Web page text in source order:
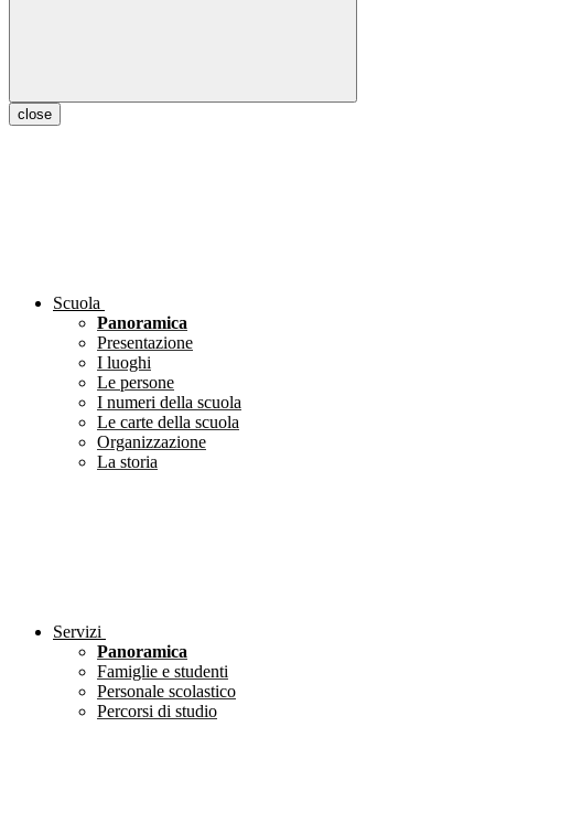
close
Scuola
Panoramica
Presentazione
I luoghi
Le persone
I numeri della scuola
Le carte della scuola
Organizzazione
La storia
Servizi
Panoramica
Famiglie e studenti
Personale scolastico
Percorsi di studio